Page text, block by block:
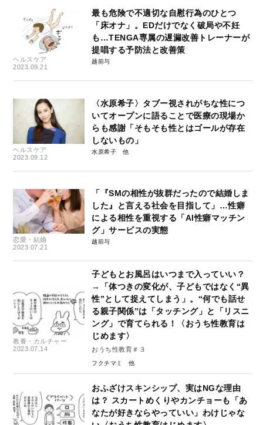
ヘルスケア
2023.09.21
最も危険で不適切な自慰行為のひとつ
「床オナ」。EDだけでなく破局や不妊
も…TENGA専属の遅漏改善トレーナーが
提唱する予防法と改善策
越前与
ヘルスケア
2023.09.12
〈水原希子〉タブー視されがちな性につ
いてオープンに語ることで医療の現場か
らも感謝「そもそも性とはゴールが存在
しないもの」
水原希子
恋愛・結婚
2023.07.21
「『SMの相性が抜群だったので結婚しま
した』と言える社会を目指して」…性癖
による相性を重視する「AI性癖マッチン
グ」サービスの実態
越前与
教養・カルチャー
2023.07.14
子どもとお風呂はいつまで入っていい？
→「体つきの変化が、子どもではなく“異
性”として捉えてしまう」。“何でも話せ
る親子関係”は「タッチング」と「リスニ
ング」で育てられる！〈おうち性教育は
じめます〉
おうち性教育＃３
フクチマミ
おふざけスキンシップ、実はNGな理由
は？ スカートめくりやカンチョーも「あ
なたが好きならやっていい」わけじゃな